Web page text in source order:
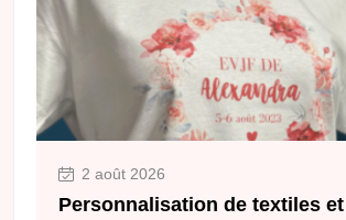
2 août 2026
Personnalisation de textiles et